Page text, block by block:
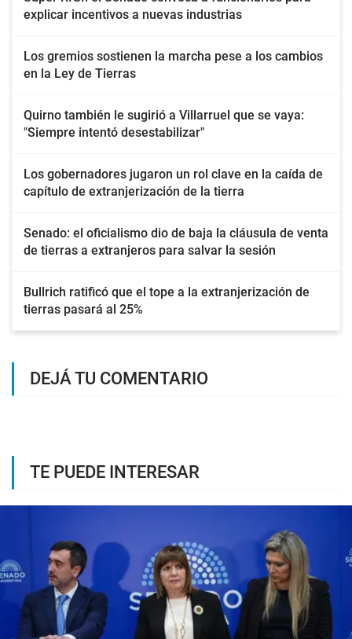
explicar incentivos a nuevas industrias
Los gremios sostienen la marcha pese a los cambios
en la Ley de Tierras
Quirno también le sugirió a Villarruel que se vaya:
"Siempre intentó desestabilizar"
Los gobernadores jugaron un rol clave en la caída de
capítulo de extranjerización de la tierra
Senado: el oficialismo dio de baja la cláusula de venta
de tierras a extranjeros para salvar la sesión
Bullrich ratificó que el tope a la extranjerización de
tierras pasará al 25%
DEJÁ TU COMENTARIO
TE PUEDE INTERESAR